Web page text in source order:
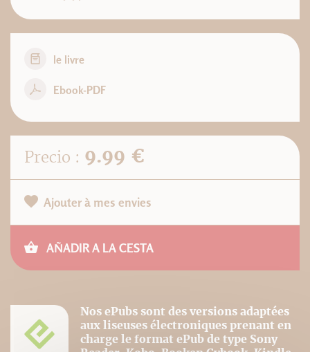
le livre
Ebook-PDF
Precio : 9.99 €
Ajouter à mes envies
AÑADIR A LA CESTA
Nos ePubs sont des versions adaptées
aux liseuses électroniques prenant en
charge le format ePub de type Sony